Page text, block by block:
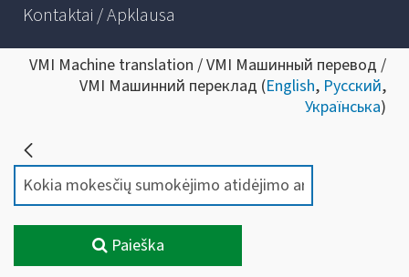
Kontaktai / Apklausa
VMI Machine translation / VMI Машинный перевод /
VMI Машинний переклад (English, Русский,
Українська)
Paieška